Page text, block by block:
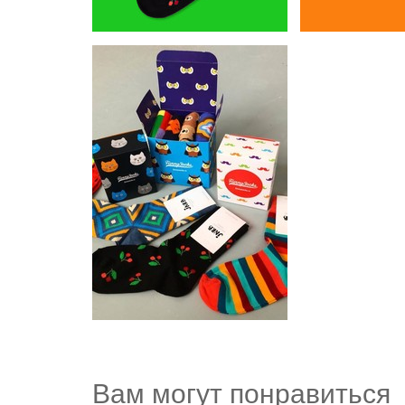
Вам могут понравиться